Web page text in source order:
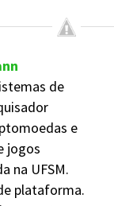
de
e
jogos
na UFSM.
plataforma.